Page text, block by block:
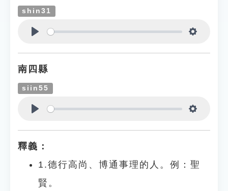
shin31
南四縣
siin55
釋義：
1.德行高尚、博通事理的人。例：聖
賢。